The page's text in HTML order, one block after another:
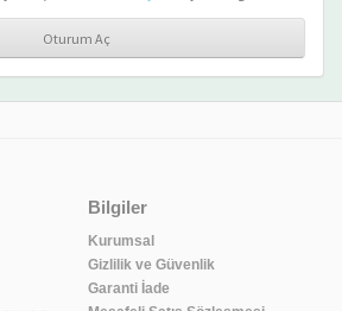
Oturum Aç
Bilgiler
Kurumsal
Gizlilik ve Güvenlik
Garanti İade